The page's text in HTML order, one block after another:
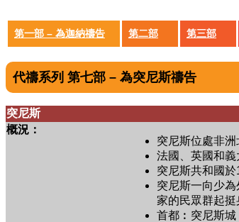
第一部 – 為迦納禱告 第二部 第三部
代禱系列 第七部 – 為突尼斯禱告
突尼斯
概況：
突尼斯位處非洲
法國、英國和
突尼斯共和國於
突尼斯一向少
家的民眾群起挺
首都︰突尼斯城